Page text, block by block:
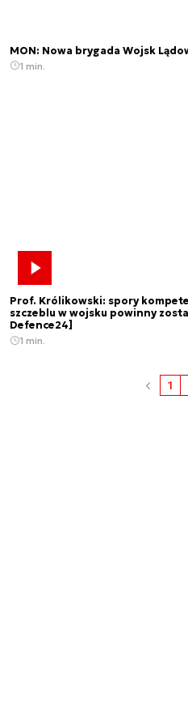
MON: Nowa brygada Wojsk
1 min.
Prof. Królikowski: spory
szczeblu w wojsku powinny
Defence24]
1 min.
1